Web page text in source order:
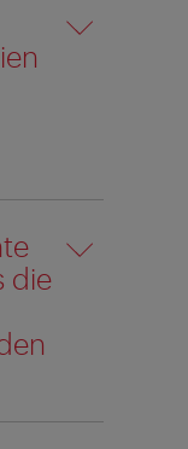
die